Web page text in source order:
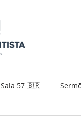
Sala 57 🇧🇷